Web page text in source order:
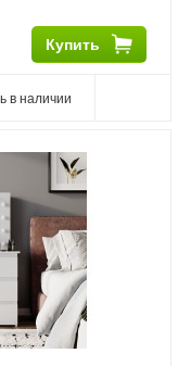
Купить
в наличии